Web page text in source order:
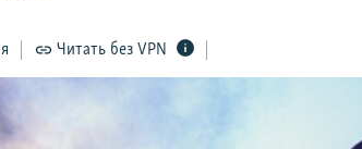
Читать без VPN